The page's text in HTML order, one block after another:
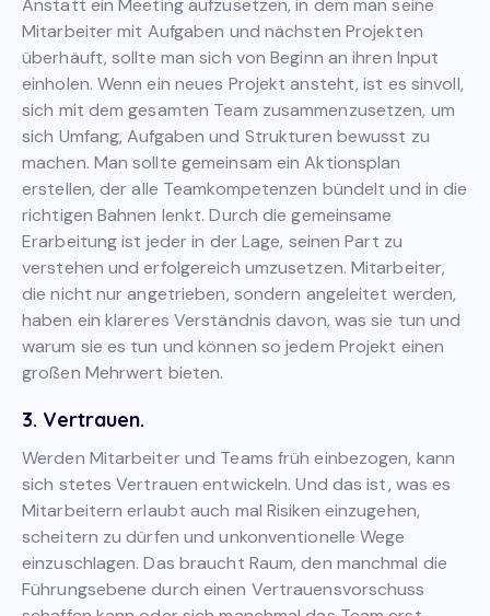
Anstatt ein Meeting aufzusetzen, in dem man seine
Mitarbeiter mit Aufgaben und nächsten Projekten
überhäuft, sollte man sich von Beginn an ihren Input
einholen. Wenn ein neues Projekt ansteht, ist es sinvoll,
sich mit dem gesamten Team zusammenzusetzen, um
sich Umfang, Aufgaben und Strukturen bewusst zu
machen. Man sollte gemeinsam ein Aktionsplan
erstellen, der alle Teamkompetenzen bündelt und in die
richtigen Bahnen lenkt. Durch die gemeinsame
Erarbeitung ist jeder in der Lage, seinen Part zu
verstehen und erfolgereich umzusetzen. Mitarbeiter,
die nicht nur angetrieben, sondern angeleitet werden,
haben ein klareres Verständnis davon, was sie tun und
warum sie es tun und können so jedem Projekt einen
großen Mehrwert bieten.
3. Vertrauen.
Werden Mitarbeiter und Teams früh einbezogen, kann
sich stetes Vertrauen entwickeln. Und das ist, was es
Mitarbeitern erlaubt auch mal Risiken einzugehen,
scheitern zu dürfen und unkonventionelle Wege
einzuschlagen. Das braucht Raum, den manchmal die
Führungsebene durch einen Vertrauensvorschuss